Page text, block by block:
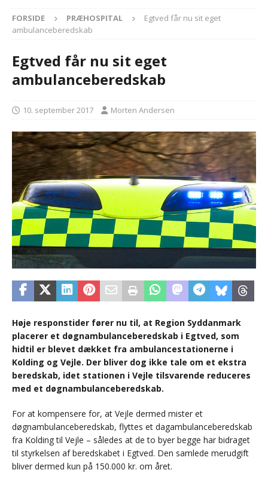
FORSIDE PRÆHOSPITAL
Egtved får nu sit eget
ambulanceberedskab
Egtved får nu sit eget
ambulanceberedskab
10. september 2017 Morten Andersen
Høje responstider fører nu til, at Region Syddanmark
placerer et døgnambulanceberedskab i Egtved, som
hidtil er blevet dækket fra ambulancestationerne i
Kolding og Vejle. Der bliver dog ikke tale om et ekstra
beredskab, idet stationen i Vejle tilsvarende reduceres
med et døgnambulanceberedskab.
For at kompensere for, at Vejle dermed mister et
døgnambulanceberedskab, flyttes et dagambulanceberedskab
fra Kolding til Vejle – således at de to byer begge har bidraget
til styrkelsen af beredskabet i Egtved. Den samlede merudgift
bliver dermed kun på 150.000 kr. om året.